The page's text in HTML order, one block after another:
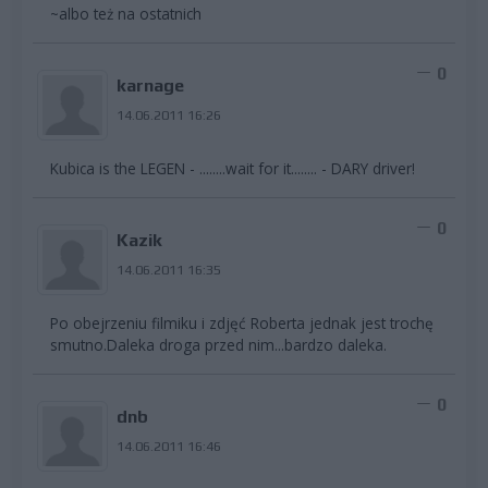
~albo też na ostatnich
karnage
14.06.2011 16:26
0
Kubica is the LEGEN - ........wait for it........ - DARY driver!
Kazik
14.06.2011 16:35
0
Po obejrzeniu filmiku i zdjęć Roberta jednak jest trochę
smutno.Daleka droga przed nim...bardzo daleka.
dnb
14.06.2011 16:46
0